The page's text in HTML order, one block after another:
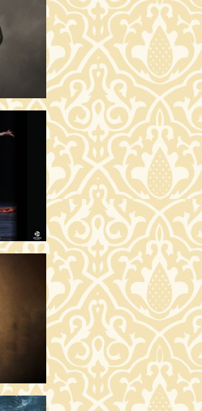
TICKETS
TICKETS